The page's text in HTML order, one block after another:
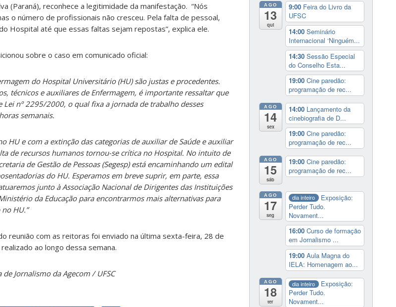
(Paraná), reconhece a legitimidade da manifestação. “Nós
o número de profissionais não cresceu. Pela falta de pessoal,
Hospital até que essas faltas sejam repostas”, explica ele.
sobre o caso em comunicado oficial:
do Hospital Universitário (HU) são justas e procedentes.
técnicos e auxiliares de Enfermagem, é importante ressaltar que
nº 2295/2000, o qual fixa a jornada de trabalho desses
semanais.
HU e com a extinção das categorias de auxiliar de Saúde e auxiliar
de recursos humanos tornou-se crítica no Hospital. No intuito de
de Gestão de Pessoas (Segesp) está encaminhando um edital
do HU. Esperamos em breve suprir, em parte, essa
junto à Associação Nacional de Dirigentes das Instituições
da Educação para encontrarmos mais alternativas para
HU.”
reunião com as reitoras foi enviado na última sexta-feira, 28 de
ao longo dessa semana.
Jornalismo da Agecom / UFSC
AGO
13
qui
9:00 Feira do Livro da
UFSC
14:00 Seminário
Internacional ‘Ninguém...
14:30 Sessão Especial
do Conselho Esta...
19:00 Cine paredão:
programação de rec...
AGO
14
sex
14:00 Lançamento da
cinebiografia de D...
19:00 Cine paredão:
programação de rec...
AGO
15
sáb
19:00 Cine paredão:
programação de rec...
AGO
17
seg
dia inteiro
Exposição:
Perder Tudo.
Novament...
16:00 Curso de formação
em Jornalismo ...
19:00 Aula Magna do
IELA: Homenagem ao...
AGO
18
ter
dia inteiro
Exposição:
Perder Tudo.
Novament...